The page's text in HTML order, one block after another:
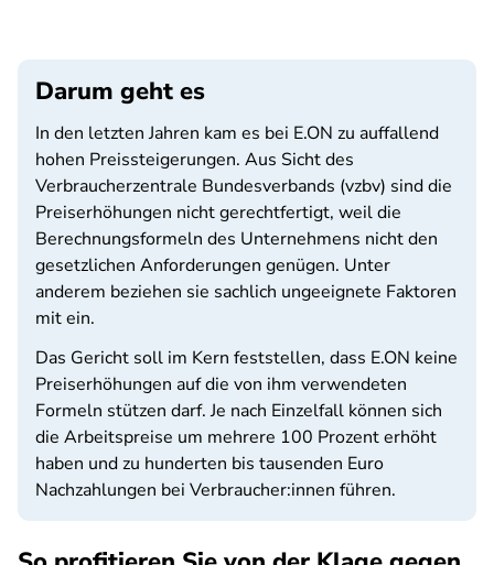
Darum geht es
In den letzten Jahren kam es bei E.ON zu auffallend
hohen Preissteigerungen. Aus Sicht des
Verbraucherzentrale Bundesverbands (vzbv) sind die
Preiserhöhungen nicht gerechtfertigt, weil die
Berechnungsformeln des Unternehmens nicht den
gesetzlichen Anforderungen genügen. Unter
anderem beziehen sie sachlich ungeeignete Faktoren
mit ein.
Das Gericht soll im Kern feststellen, dass E.ON keine
Preiserhöhungen auf die von ihm verwendeten
Formeln stützen darf. Je nach Einzelfall können sich
die Arbeitspreise um mehrere 100 Prozent erhöht
haben und zu hunderten bis tausenden Euro
Nachzahlungen bei Verbraucher:innen führen.